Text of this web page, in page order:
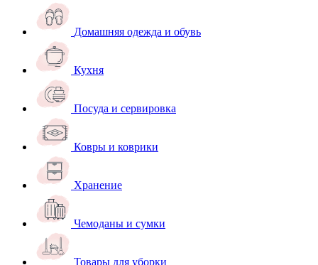
Домашняя одежда и обувь
Кухня
Посуда и сервировка
Ковры и коврики
Хранение
Чемоданы и сумки
Товары для уборки